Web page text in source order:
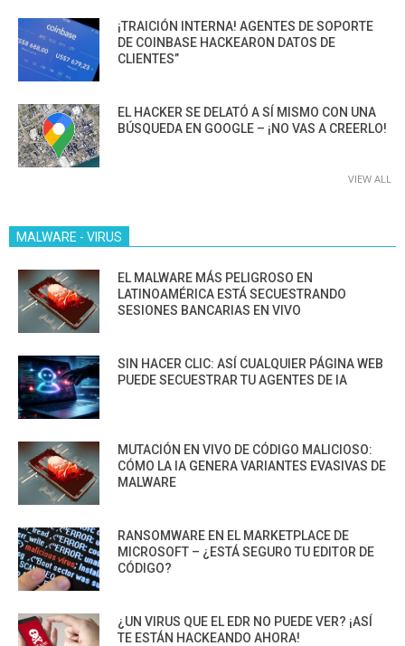
¡TRAICIÓN INTERNA! AGENTES DE SOPORTE
DE COINBASE HACKEARON DATOS DE
CLIENTES”
EL HACKER SE DELATÓ A SÍ MISMO CON UNA
BÚSQUEDA EN GOOGLE – ¡NO VAS A CREERLO!
VIEW ALL
MALWARE - VIRUS
EL MALWARE MÁS PELIGROSO EN
LATINOAMÉRICA ESTÁ SECUESTRANDO
SESIONES BANCARIAS EN VIVO
SIN HACER CLIC: ASÍ CUALQUIER PÁGINA WEB
PUEDE SECUESTRAR TU AGENTES DE IA
MUTACIÓN EN VIVO DE CÓDIGO MALICIOSO:
CÓMO LA IA GENERA VARIANTES EVASIVAS DE
MALWARE
RANSOMWARE EN EL MARKETPLACE DE
MICROSOFT – ¿ESTÁ SEGURO TU EDITOR DE
CÓDIGO?
¿UN VIRUS QUE EL EDR NO PUEDE VER? ¡ASÍ
TE ESTÁN HACKEANDO AHORA!